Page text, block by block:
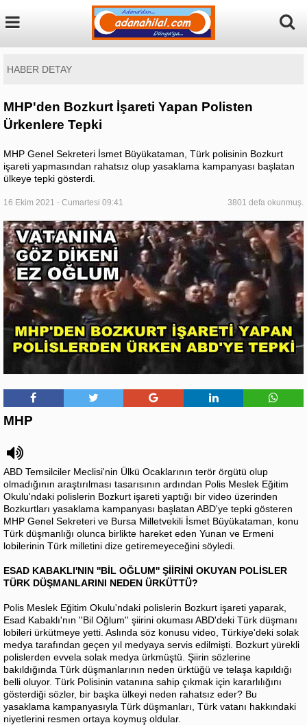
HABER DETAY
MHP'den Bozkurt İşareti Yapan Polisten
Ürkenlere Tepki
MHP Genel Sekreteri İsmet Büyükataman, Türk polisinin Bozkurt
işareti yapmasından rahatsız olup yasaklama kampanyası başlatan
ülkeye tepki gösterdi.
16 Ekim 2021 - Cumartesi 09:41 3801 defa okunmuş.
MHP
ABD Temsilciler Meclisi'nin Ülkü Ocaklarının terör örgütü olup
olmadığının araştırılması tasarısının ardından Polis Meslek Eğitim
Okulu'ndaki polislerin Bozkurt işareti yaptığı bir video üzerinden
Bozkurtları yasaklama kampanyası başlatan ABD'ye tepki gösteren
MHP Genel Sekreteri ve Bursa Milletvekili İsmet Büyükataman, konu
Türk düşmanlığı olunca birlikte hareket eden Yunan ve Ermeni
lobilerinin Türk milletini dize getiremeyeceğini söyledi.
ESAD KABAKLI'NIN ''BİL OĞLUM'' ŞİİRİNİ OKUYAN POLİSLER
TÜRK DÜŞMANLARINI NEDEN ÜRKÜTTÜ?
Polis Meslek Eğitim Okulu'ndaki polislerin Bozkurt işareti yaparak,
Esad Kabaklı'nın ''Bil Oğlum'' şiirini okuması ABD'deki Türk düşmanı
lobileri ürkütmeye yetti. Aslında söz konusu video, Türkiye'deki solak
medya tarafından geçen yıl medyaya servis edilmişti. Bozkurt yürekli
polislerden evvela solak medya ürkmüştü. Şiirin sözlerine
bakıldığında Türk düşmanlarının neden ürktüğü ve telaşa kapıldığı
belli oluyor. Türk Polisinin vatanına sahip çıkmak için kararlılığını
gösterdiği sözler, bir başka ülkeyi neden rahatsız eder? Bu
yasaklama kampanyasıyla Türk düşmanları, Türk vatanı hakkındaki
niyetlerini resmen ortaya koymuş oldular.